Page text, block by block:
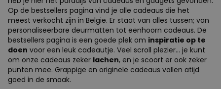
Op de bestsellers pagina vind je alle cadeaus die het
meest verkocht zijn in Belgie. Er staat van alles tussen; van
personaliseerbare deurmatten tot eenhoorn cadeaus. De
bestsellers pagina is een goede plek om inspiratie op te
doen voor een leuk cadeautje. Veel scroll plezier... je kunt
om onze cadeaus zeker lachen, en je scoort er ook zeker
punten mee. Grappige en originele cadeaus vallen atijd
goed in de smaak.